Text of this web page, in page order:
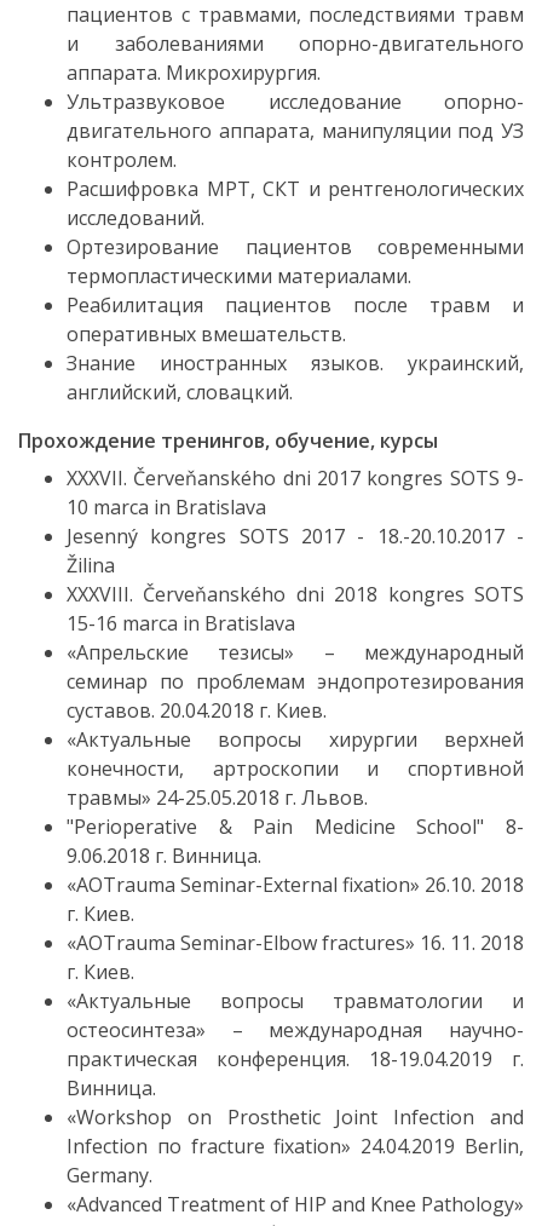
пациентов с травмами, последствиями травм
и заболеваниями опорно-двигательного
аппарата. Микрохирургия.
Ультразвуковое исследование опорно-
двигательного аппарата, манипуляции под УЗ
контролем.
Расшифровка МРТ, СКТ и рентгенологических
исследований.
Ортезирование пациентов современными
термопластическими материалами.
Реабилитация пациентов после травм и
оперативных вмешательств.
Знание иностранных языков. украинский,
английский, словацкий.
Прохождение тренингов, обучение, курсы
XXXVII. Červeňanského dni 2017 kongres SOTS 9-
10 marca in Bratislava
Jesenný kongres SOTS 2017 - 18.-20.10.2017 -
Žilina
XXXVIII. Červeňanského dni 2018 kongres SOTS
15-16 marca in Bratislava
«Апрельские тезисы» – международный
семинар по проблемам эндопротезирования
суставов. 20.04.2018 г. Киев.
«Актуальные вопросы хирургии верхней
конечности, артроскопии и спортивной
травмы» 24-25.05.2018 г. Львов.
"Perioperative & Pain Medicine School" 8-
9.06.2018 г. Винница.
«AOTrauma Seminar-External fixation» 26.10. 2018
г. Киев.
«AOTrauma Seminar-Elbow fractures» 16. 11. 2018
г. Киев.
«Актуальные вопросы травматологии и
остеосинтеза» – международная научно-
практическая конференция. 18-19.04.2019 г.
Винница.
«Workshop on Prosthetic Joint Infection and
Infection по fracture fixation» 24.04.2019 Berlin,
Germany.
«Advanced Treatment of HIP and Knee Pathology»